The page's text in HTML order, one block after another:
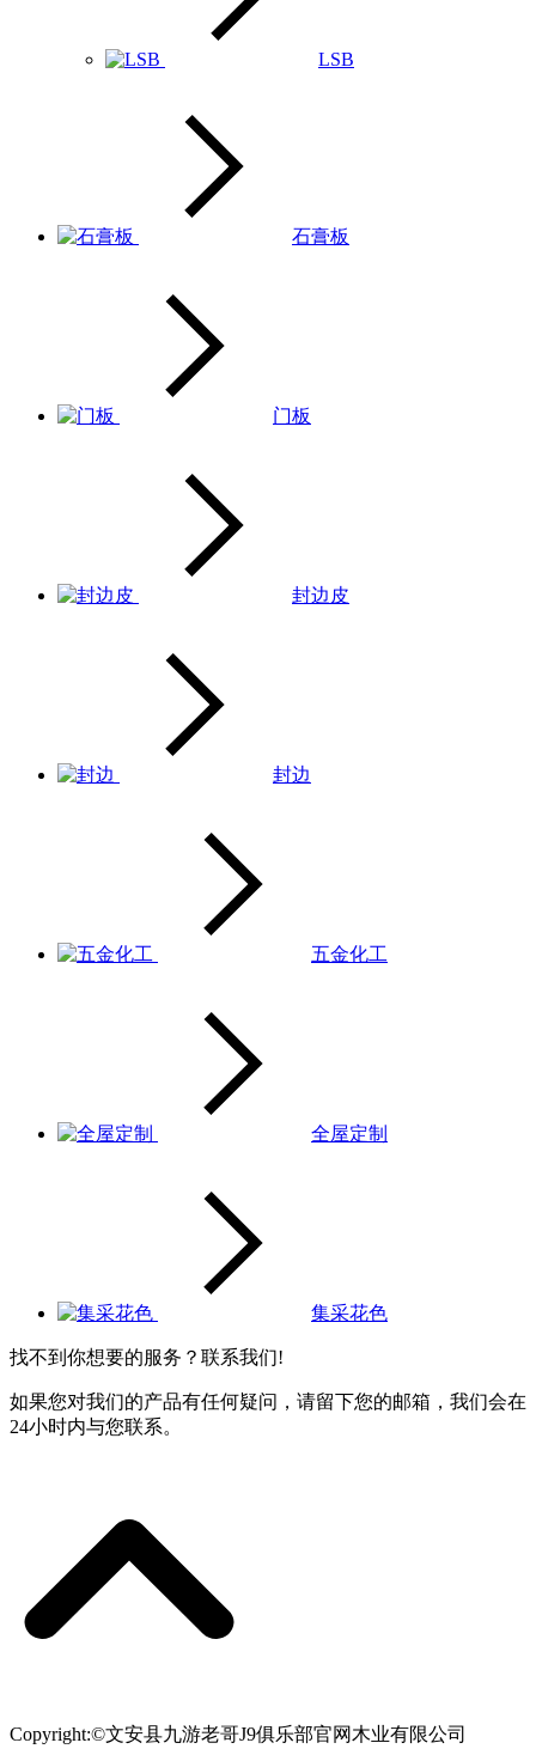
LSB
石膏板
门板
封边皮
封边
五金化工
全屋定制
集采花色
找不到你想要的服务？联系我们!
如果您对我们的产品有任何疑问，请留下您的邮箱，我们会在
24小时内与您联系。
Copyright:©文安县九游老哥J9俱乐部官网木业有限公司